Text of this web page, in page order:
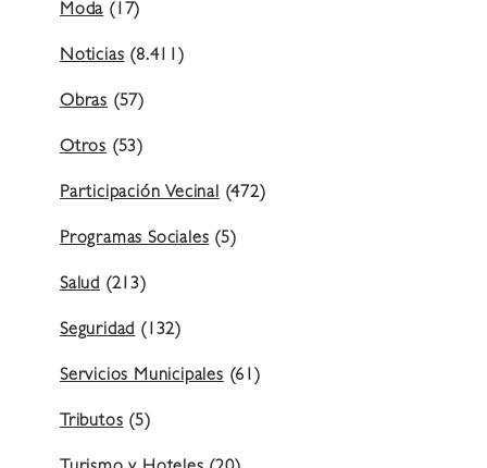
Moda (17)
Noticias (8.411)
Obras (57)
Otros (53)
Participación Vecinal (472)
Programas Sociales (5)
Salud (213)
Seguridad (132)
Servicios Municipales (61)
Tributos (5)